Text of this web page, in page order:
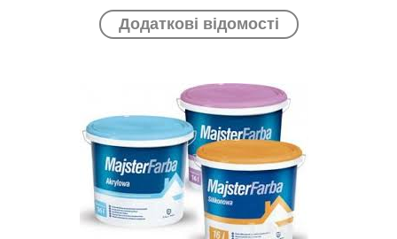
Додаткові відомості